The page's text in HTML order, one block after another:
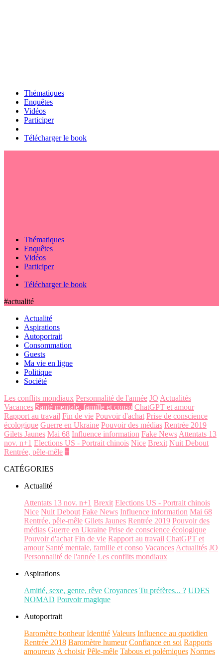
Thématiques
Enquêtes
Vidéos
Participer
Télécharger le book
Thématiques
Enquêtes
Vidéos
Participer
Télécharger le book
#actualité
Actualité
Aspirations
Autoportrait
Consommation
Guests
Ma vie en ligne
Politique
Société
Les conflits mondiaux Personnalité de l'année JO Actualités
Vacances Santé mentale, famille et conso ChatGPT et amour
Rapport au travail Fin de vie Pouvoir d'achat Prise de conscience
écologique Guerre en Ukraine Pouvoir des médias Rentrée 2019
Gilets Jaunes Mai 68 Influence information Fake News Attentats 13
nov. n+1 Elections US - Portrait chinois Nice Brexit Nuit Debout
Rentrée, pêle-mêle +
CATÉGORIES
Actualité
Attentats 13 nov. n+1 Brexit Elections US - Portrait chinois
Nice Nuit Debout Fake News Influence information Mai 68
Rentrée, pêle-mêle Gilets Jaunes Rentrée 2019 Pouvoir des
médias Guerre en Ukraine Prise de conscience écologique
Pouvoir d'achat Fin de vie Rapport au travail ChatGPT et
amour Santé mentale, famille et conso Vacances Actualités JO
Personnalité de l'année Les conflits mondiaux
Aspirations
Amitié, sexe, genre, rêve Croyances Tu préfères... ? UDES
NOMAD Pouvoir magique
Autoportrait
Baromètre bonheur Identité Valeurs Influence au quotidien
Rentrée 2018 Baromètre humeur Confiance en soi Rapports
amoureux A choisir Pêle-mêle Tabous et polémiques Normes